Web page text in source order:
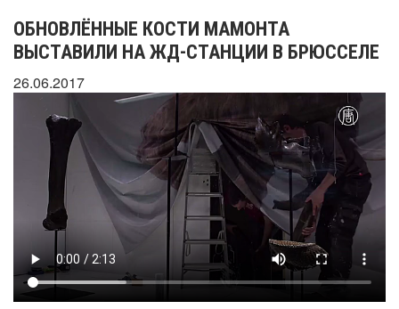
ОБНОВЛЁННЫЕ КОСТИ МАМОНТА
ВЫСТАВИЛИ НА ЖД-СТАНЦИИ В БРЮССЕЛЕ
26.06.2017